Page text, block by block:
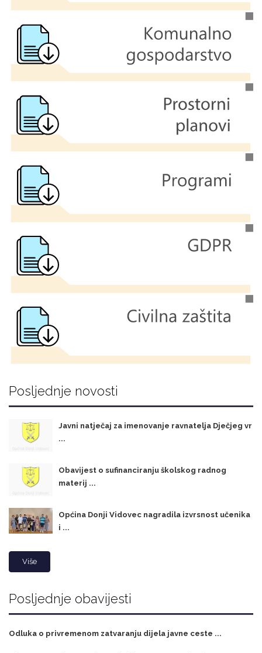
Posljednje novosti
Javni natječaj za imenovanje ravnatelja Dječjeg vr
...
Obavijest o sufinanciranju školskog radnog
materij ...
Općina Donji Vidovec nagradila izvrsnost učenika
i ...
Više
Posljednje obavijesti
Odluka o privremenom zatvaranju dijela javne ceste ...